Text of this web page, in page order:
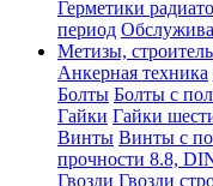
Герметики
период
Метизы,
Анкерная техника
Болты Болты с
Гайки Гайки
Винты Винты с
прочности 8.8,
Гвозди Гвозди